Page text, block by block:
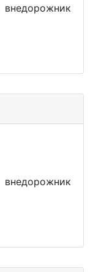
внедорожник
внедорожник